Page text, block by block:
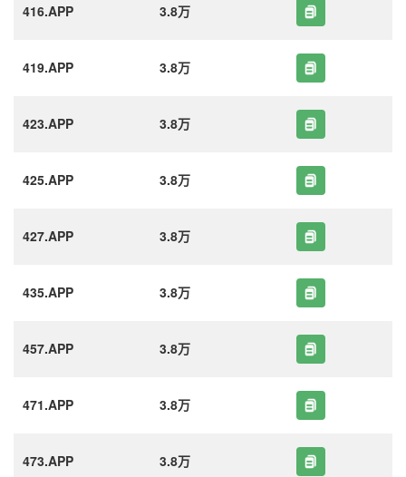
416.APP 3.8万
419.APP 3.8万
423.APP 3.8万
425.APP 3.8万
427.APP 3.8万
435.APP 3.8万
457.APP 3.8万
471.APP 3.8万
473.APP 3.8万